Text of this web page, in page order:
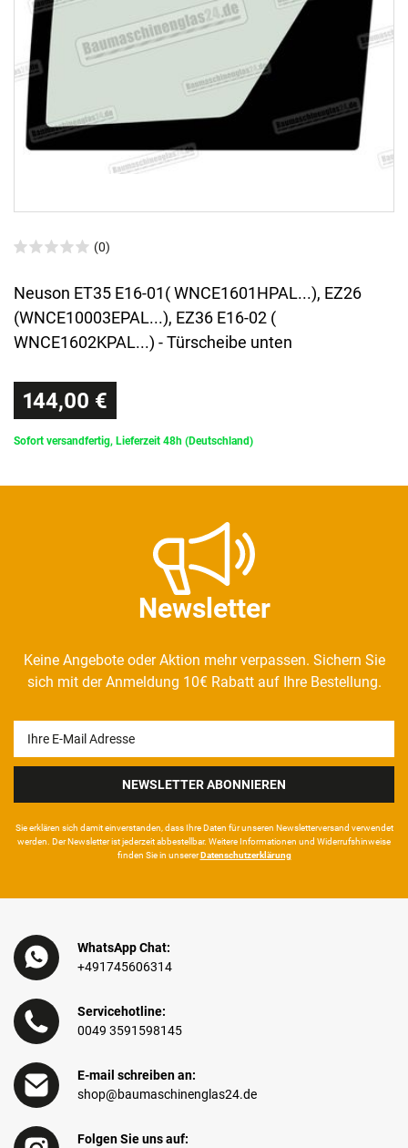
(0)
Neuson ET35 E16-01( WNCE1601HPAL...), EZ26
(WNCE10003EPAL...), EZ36 E16-02 (
WNCE1602KPAL...) - Türscheibe unten
144,00 €
Sofort versandfertig, Lieferzeit 48h (Deutschland)
Newsletter
Keine Angebote oder Aktion mehr verpassen. Sichern Sie
sich mit der Anmeldung 10€ Rabatt auf Ihre Bestellung.
Honig
NEWSLETTER ABONNIEREN
Sie erklären sich damit ein­ver­standen, dass Ihre Da­ten für unseren News­letter­versand ver­wen­det
werden. Der News­letter ist jeder­zeit ab­bestel­lbar. Weitere Infor­mationen und Wider­rufshin­weise
finden Sie in unsererDaten­schutz­erklärung
WhatsApp Chat:
+491745606314
Servicehotline:
0049 3591598145
E-mail schreiben an:
shop@baumaschinenglas24.de
Folgen Sie uns auf: